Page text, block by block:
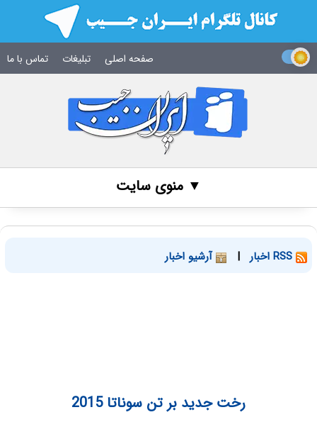
صفحه اصلی تبلیغات تماس با ما
▼ منوی سایت
| آرشیو اخبار
رخت جدید بر تن سوناتا 2015